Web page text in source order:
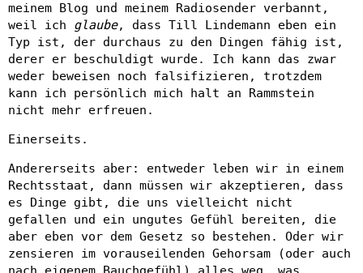
meinem Blog und meinem Radiosender verbannt,
weil ich glaube, dass Till Lindemann eben ein
Typ ist, der durchaus zu den Dingen fähig ist,
derer er beschuldigt wurde. Ich kann das zwar
weder beweisen noch falsifizieren, trotzdem
kann ich persönlich mich halt an Rammstein
nicht mehr erfreuen.
Einerseits.
Andererseits aber: entweder leben wir in einem
Rechtsstaat, dann müssen wir akzeptieren, dass
es Dinge gibt, die uns vielleicht nicht
gefallen und ein ungutes Gefühl bereiten, die
aber eben vor dem Gesetz so bestehen. Oder wir
zensieren im vorauseilenden Gehorsam (oder auch